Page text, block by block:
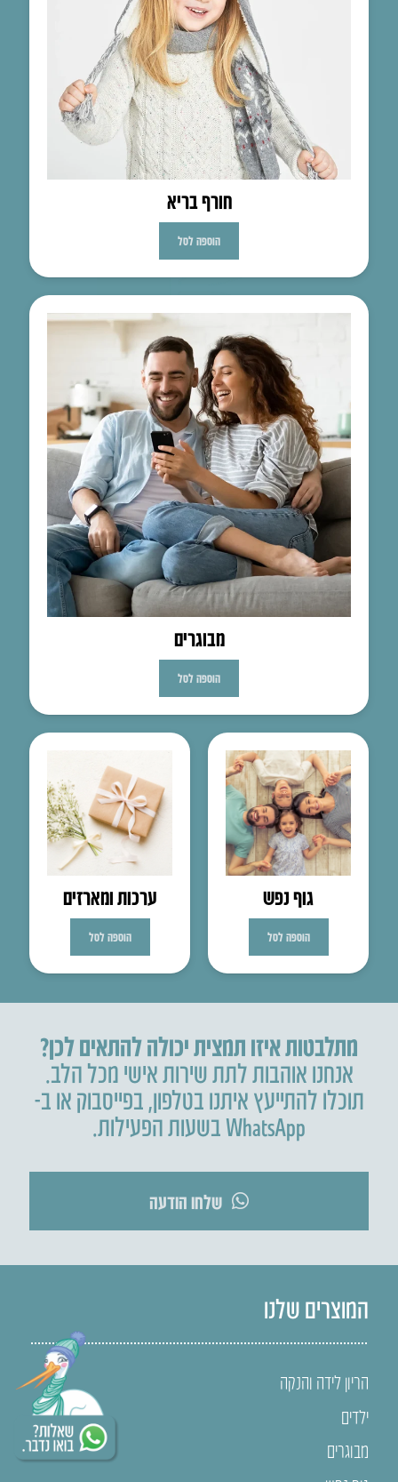
חורף בריא
הוספה לסל
מבוגרים
הוספה לסל
גוף נפש
הוספה לסל
ערכות ומארזים
הוספה לסל
מתלבטות איזו תמצית יכולה להתאים לכן?
אנחנו אוהבות לתת שירות אישי מכל הלב.
תוכלו להתייעץ איתנו בטלפון,בפייסבוק או ב-
WhatsApp בשעות הפעילות.
שלחו הודעה
המוצרים שלנו
הריון לידה והנקה
ילדים
מבוגרים